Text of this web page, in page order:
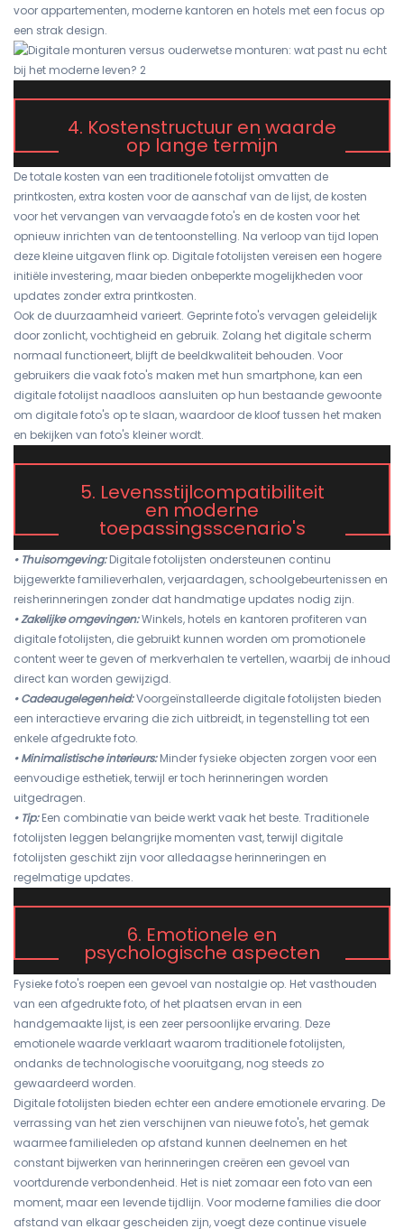
voor appartementen, moderne kantoren en hotels met een focus op
een strak design.
4. Kostenstructuur en waarde
op lange termijn
De totale kosten van een traditionele fotolijst omvatten de
printkosten, extra kosten voor de aanschaf van de lijst, de kosten
voor het vervangen van vervaagde foto's en de kosten voor het
opnieuw inrichten van de tentoonstelling. Na verloop van tijd lopen
deze kleine uitgaven flink op. Digitale fotolijsten vereisen een hogere
initiële investering, maar bieden onbeperkte mogelijkheden voor
updates zonder extra printkosten.
Ook de duurzaamheid varieert. Geprinte foto's vervagen geleidelijk
door zonlicht, vochtigheid en gebruik. Zolang het digitale scherm
normaal functioneert, blijft de beeldkwaliteit behouden. Voor
gebruikers die vaak foto's maken met hun smartphone, kan een
digitale fotolijst naadloos aansluiten op hun bestaande gewoonte
om digitale foto's op te slaan, waardoor de kloof tussen het maken
en bekijken van foto's kleiner wordt.
5. Levensstijlcompatibiliteit
en moderne
toepassingsscenario's
• Thuisomgeving:Digitale fotolijsten ondersteunen continu
bijgewerkte familieverhalen, verjaardagen, schoolgebeurtenissen en
reisherinneringen zonder dat handmatige updates nodig zijn.
• Zakelijke omgevingen:Winkels, hotels en kantoren profiteren van
digitale fotolijsten, die gebruikt kunnen worden om promotionele
content weer te geven of merkverhalen te vertellen, waarbij de inhoud
direct kan worden gewijzigd.
• Cadeaugelegenheid:Voorgeïnstalleerde digitale fotolijsten bieden
een interactieve ervaring die zich uitbreidt, in tegenstelling tot een
enkele afgedrukte foto.
• Minimalistische interieurs:Minder fysieke objecten zorgen voor een
eenvoudige esthetiek, terwijl er toch herinneringen worden
uitgedragen.
• Tip:Een combinatie van beide werkt vaak het beste. Traditionele
fotolijsten leggen belangrijke momenten vast, terwijl digitale
fotolijsten geschikt zijn voor alledaagse herinneringen en
regelmatige updates.
6. Emotionele en
psychologische aspecten
Fysieke foto's roepen een gevoel van nostalgie op. Het vasthouden
van een afgedrukte foto, of het plaatsen ervan in een
handgemaakte lijst, is een zeer persoonlijke ervaring. Deze
emotionele waarde verklaart waarom traditionele fotolijsten,
ondanks de technologische vooruitgang, nog steeds zo
gewaardeerd worden.
Digitale fotolijsten bieden echter een andere emotionele ervaring. De
verrassing van het zien verschijnen van nieuwe foto's, het gemak
waarmee familieleden op afstand kunnen deelnemen en het
constant bijwerken van herinneringen creëren een gevoel van
voortdurende verbondenheid. Het is niet zomaar een foto van een
moment, maar een levende tijdlijn. Voor moderne families die door
afstand van elkaar gescheiden zijn, voegt deze continue visuele